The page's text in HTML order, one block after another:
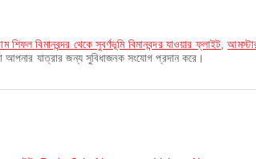
শিফল বিমানবন্দর থেকে সুবর্ণভূমি বিমানবন্দর যাওয়ার ফ্লাইট ,
যাত্রার জন্য সুবিধাজনক সংযোগ প্রদান করে।